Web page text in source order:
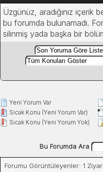
Üzgünüz, aradığınız içerik
bu forumda bulunamadı.
silinmiş yada başka bir
Yeni Yorum Var
Sıcak Konu (Yeni Yorum Var)
Sıcak Konu (Yeni Yorum Yok)
Bu Forumda Ara
Forumu Görüntüleyenler: 1